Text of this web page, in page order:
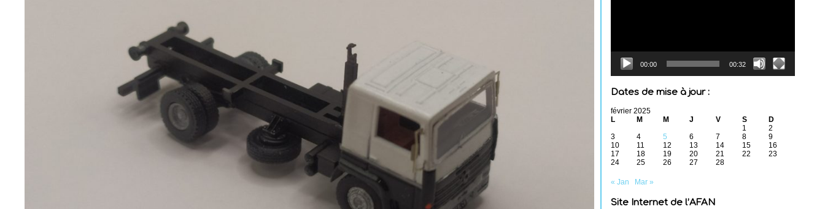
00:00 00:32
Dates de mise à jour :
février 2025
L
M M J V S
D
1
2
3
4 5 6 7 8
9
10
11 12 13 14 15
16
17
18 19 20 21 22
23
24
25 26 27 28
« Jan Mar »
Site Internet de l’AFAN